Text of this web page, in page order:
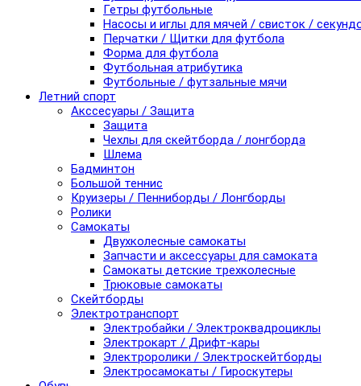
Гетры футбольные
Насосы и иглы для мячей / свисток /
Перчатки / Щитки для футбола
Форма для футбола
Футбольная атрибутика
Футбольные / футзальные мячи
Летний спорт
Акссесуары / Защита
Защита
Чехлы для скейтборда / лонгборда
Шлема
Бадминтон
Большой теннис
Круизеры / Пенниборды / Лонгборды
Ролики
Самокаты
Двухколесные самокаты
Запчасти и аксессуары для самоката
Самокаты детские трехколесные
Трюковые самокаты
Скейтборды
Электротранспорт
Электробайки / Электроквадроциклы
Электрокарт / Дрифт-кары
Электроролики / Электроскейтборды
Электросамокаты / Гироскутеры